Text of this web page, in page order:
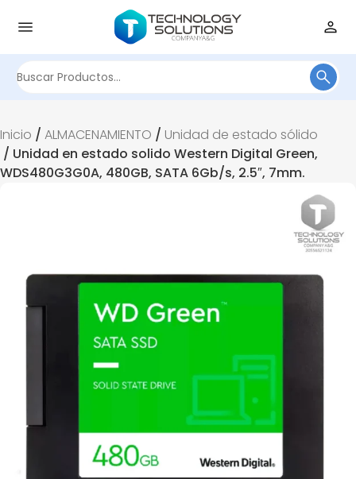
Inicio / ALMACENAMIENTO / Unidad de estado sólido
/ Unidad en estado solido Western Digital Green,
WDS480G3G0A, 480GB, SATA 6Gb/s, 2.5″, 7mm.